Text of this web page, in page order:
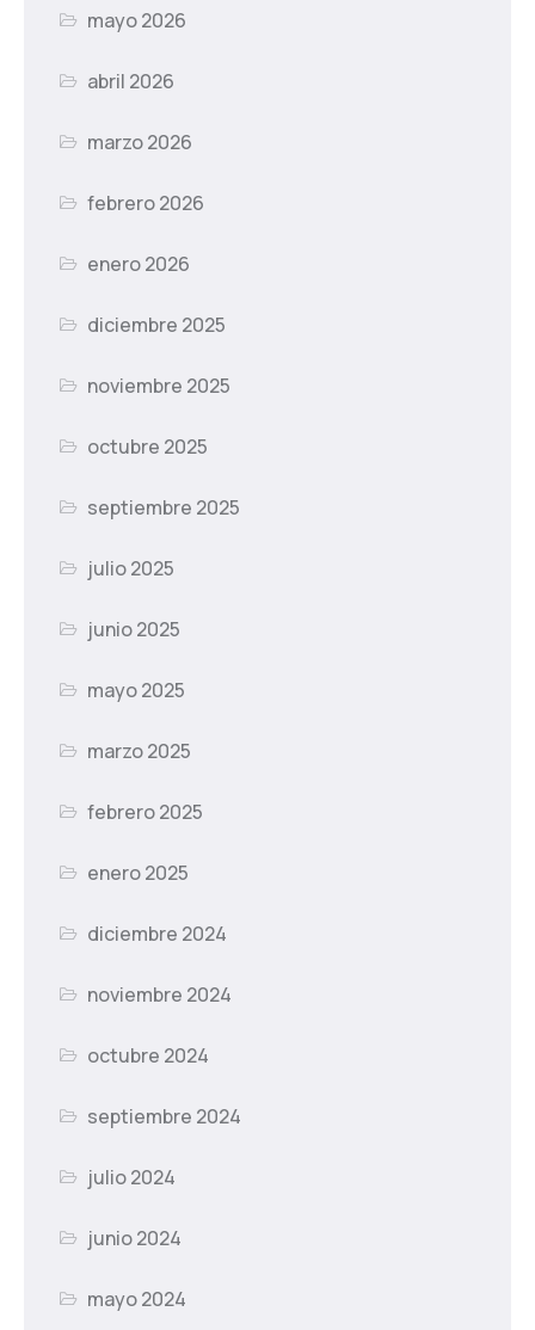
mayo 2026
abril 2026
marzo 2026
febrero 2026
enero 2026
diciembre 2025
noviembre 2025
octubre 2025
septiembre 2025
julio 2025
junio 2025
mayo 2025
marzo 2025
febrero 2025
enero 2025
diciembre 2024
noviembre 2024
octubre 2024
septiembre 2024
julio 2024
junio 2024
mayo 2024